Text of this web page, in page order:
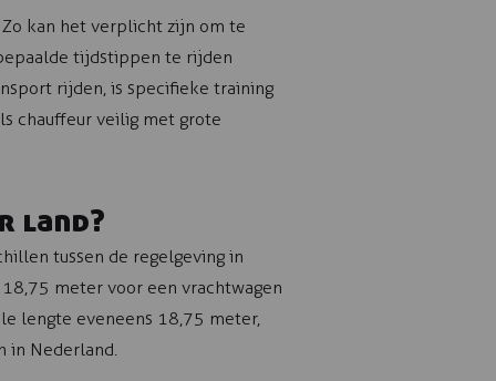
kan het verplicht zijn om te
tijdstippen te rijden
rijden, is specifieke training
chauffeur veilig met grote
land?
tussen de regelgeving in
meter voor een vrachtwagen
lengte eveneens 18,75 meter,
in Nederland.